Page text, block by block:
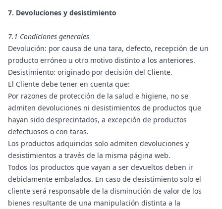
7. Devoluciones y desistimiento
7.1 Condiciones generales
Devolución: por causa de una tara, defecto, recepción de un
producto erróneo u otro motivo distinto a los anteriores.
Desistimiento: originado por decisión del Cliente.
El Cliente debe tener en cuenta que:
Por razones de protección de la salud e higiene, no se
admiten devoluciones ni desistimientos de productos que
hayan sido desprecintados, a excepción de productos
defectuosos o con taras.
Los productos adquiridos solo admiten devoluciones y
desistimientos a través de la misma página web.
Todos los productos que vayan a ser devueltos deben ir
debidamente embalados. En caso de desistimiento solo el
cliente será responsable de la disminución de valor de los
bienes resultante de una manipulación distinta a la